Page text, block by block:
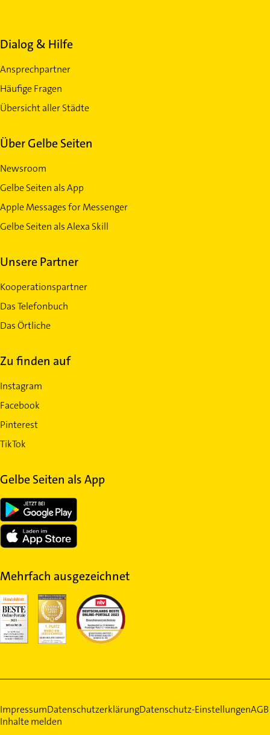
Dialog & Hilfe
Ansprechpartner
Häufige Fragen
Übersicht aller Städte
Über Gelbe Seiten
Newsroom
Gelbe Seiten als App
Apple Messages for Messenger
Gelbe Seiten als Alexa Skill
Unsere Partner
Kooperationspartner
Das Telefonbuch
Das Örtliche
Zu finden auf
Instagram
Facebook
Pinterest
TikTok
Gelbe Seiten als App
Mehrfach ausgezeichnet
ImpressumDatenschutzerklärungDatenschutz-EinstellungenAGB
Inhalte melden